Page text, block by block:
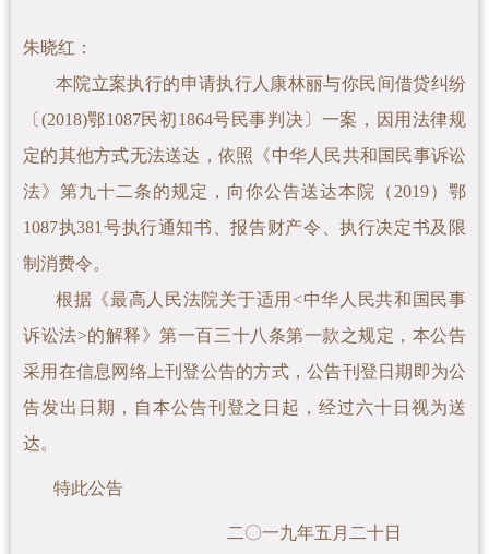
朱晓红 ：
本院立案执行的申请执行人康林丽与你民间借贷纠纷
〔(2018)鄂1087民初1864号民事判决〕一案 ，因用法律规
定的其他方式无法送达，依照《中华人民共和国民事诉讼
法》第九十二条的规定，向你公告送达本院（2019）鄂
1087执381号执行通知书、报告财产令、执行决定书及限
制消费令。
根据《最高人民法院关于适用<中华人民共和国民事
诉讼法>的解释》第一百三十八条第一款之规定，本公告
采用在信息网络上刊登公告的方式，公告刊登日期即为公
告发出日期，自本公告刊登之日起，经过六十日视为送
达。
特此公告
二〇一九年五月二十日